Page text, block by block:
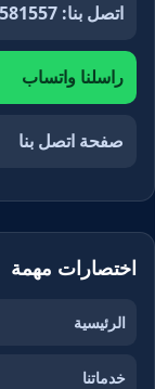
اتصل بنا: 0561581557
راسلنا واتساب
صفحة اتصل بنا
اختصارات مهمة
الرئيسية
خدماتنا